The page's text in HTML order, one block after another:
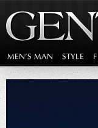
MEN'S MAN STYLE